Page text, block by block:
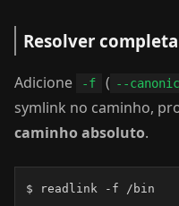
Resolver
Adicione -f ( --
symlink no caminho,
caminho absoluto.
$ readlink -f /bin